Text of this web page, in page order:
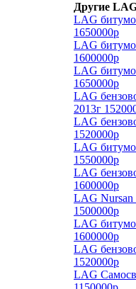
Другие
LAG
1650000р
LAG
1600000р
LAG
1650000р
LAG
2013г
LAG
1520000р
LAG
1550000р
LAG
1600000р
LAG Nursan
1500000р
LAG
1600000р
LAG
1520000р
LAG